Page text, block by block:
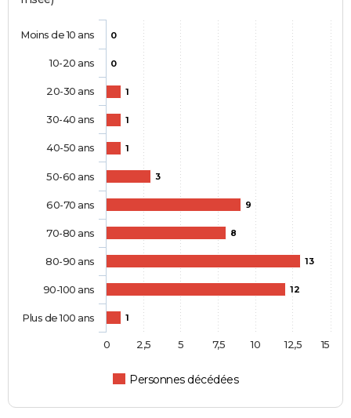
0
0
1
1
1
3
9
8
13
12
1
Personnes décédées
Moins de 10 ans
10-20 ans
20-30 ans
30-40 ans
40-50 ans
50-60 ans
60-70 ans
70-80 ans
80-90 ans
90-100 ans
Plus de 100 ans
0 2,5 5 7,5 10 12,5 15